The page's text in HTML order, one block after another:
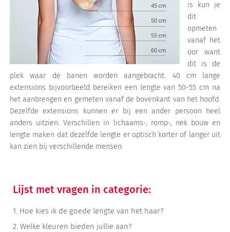
is kun je
dit
opmeten
vanaf het
oor want
dit is de
plek waar de banen worden aangebracht. 40 cm lange
extensions bijvoorbeeld bereiken een lengte van 50-55 cm na
het aanbrengen en gemeten vanaf de bovenkant van het hoofd.
Dezelfde extensions kunnen er bij een ander persoon heel
anders uitzien. Verschillen in lichaams-, romp-, nek bouw en
lengte maken dat dezelfde lengte er optisch korter of langer uit
kan zien bij verschillende mensen.
Lijst met vragen in categorie:
1. Hoe kies ik de goede lengte van het haar?
2. Welke kleuren bieden jullie aan?